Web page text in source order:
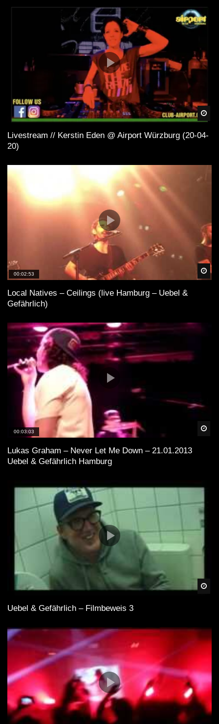
Livestream // Kerstin Eden @ Airport Würzburg (20-04-
20)
00:02:53
Local Natives – Ceilings (live Hamburg – Uebel &
Gefährlich)
00:03:03
Lukas Graham – Never Let Me Down – 21.01.2013
Uebel & Gefährlich Hamburg
Uebel & Gefährlich – Filmbeweis 3